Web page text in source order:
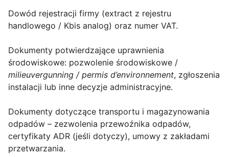
Dowód rejestracji firmy (extract z rejestru
handlowego / Kbis analog) oraz numer VAT.
Dokumenty potwierdzające uprawnienia
środowiskowe: pozwolenie środowiskowe /
milieuvergunning / permis d’environnement, zgłoszenia
instalacji lub inne decyzje administracyjne.
Dokumenty dotyczące transportu i magazynowania
odpadów – zezwolenia przewoźnika odpadów,
certyfikaty ADR (jeśli dotyczy), umowy z zakładami
przetwarzania.